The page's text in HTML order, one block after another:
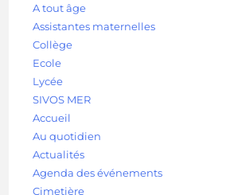
A tout âge
Assistantes maternelles
Collège
Ecole
Lycée
SIVOS MER
Accueil
Au quotidien
Actualités
Agenda des événements
Cimetière